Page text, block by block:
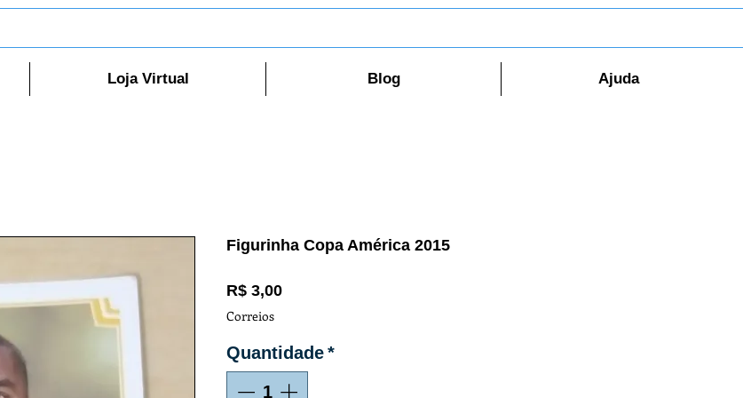
Loja Virtual Blog Ajuda
Figurinha Copa América 2015
R$ 3,00Preço
Correios
Quantidade*